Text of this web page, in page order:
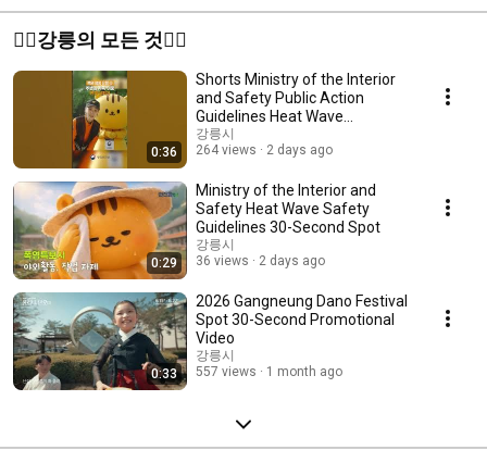
🚵‍♂️강릉의 모든 것🏄‍♂️
0:36
Shorts Ministry of the Interior
and Safety Public Action
Guidelines Heat Wave
Response Tips 35 se...
강릉시
264 views
2 days ago
0:29
Ministry of the Interior and
Safety Heat Wave Safety
Guidelines 30-Second Spot
강릉시
36 views
2 days ago
0:33
2026 Gangneung Dano Festival
Spot 30-Second Promotional
Video
강릉시
557 views
1 month ago